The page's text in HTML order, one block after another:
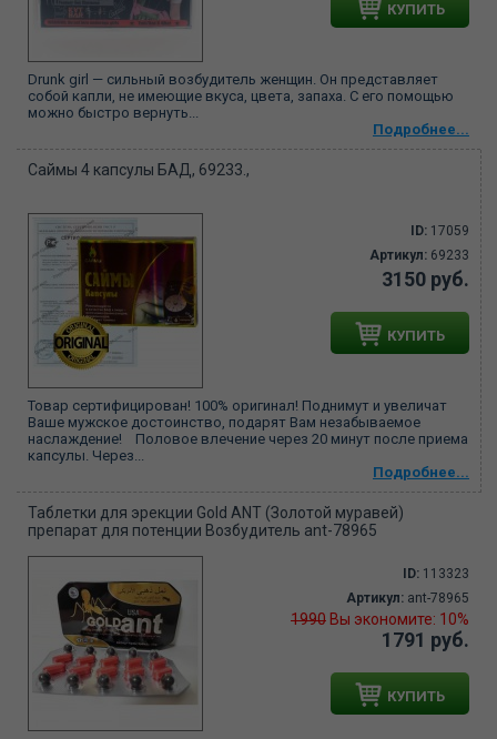
КУПИТЬ
Drunk girl — сильный возбудитель женщин. Он представляет
собой капли, не имеющие вкуса, цвета, запаха. С его помощью
можно быстро вернуть...
Подробнее...
Саймы 4 капсулы БАД, 69233.,
ID: 17059
Артикул: 69233
3150 руб.
КУПИТЬ
Товар сертифицирован! 100% оригинал! Поднимут и увеличат
Ваше мужское достоинство, подарят Вам незабываемое
наслаждение! Половое влечение через 20 минут после приема
капсулы. Через...
Подробнее...
Таблетки для эрекции Gold ANT (Золотой муравей)
препарат для потенции Возбудитель ant-78965
ID: 113323
Артикул: ant-78965
1990 Вы экономите: 10%
1791 руб.
КУПИТЬ